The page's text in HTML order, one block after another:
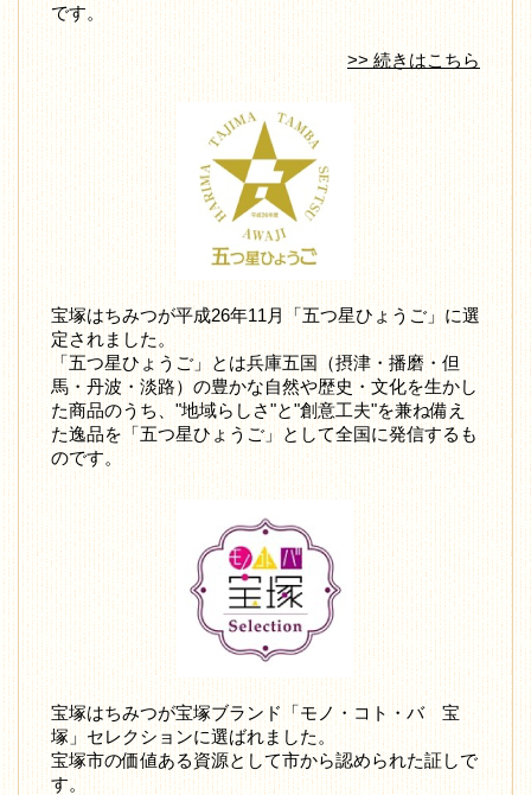
です。
>> 続きはこちら
宝塚はちみつが平成26年11月「五つ星ひょうご」に選
定されました。
「五つ星ひょうご」とは兵庫五国（摂津・播磨・但
馬・丹波・淡路）の豊かな自然や歴史・文化を生かし
た商品のうち、"地域らしさ"と"創意工夫"を兼ね備え
た逸品を「五つ星ひょうご」として全国に発信するも
のです。
宝塚はちみつが宝塚ブランド「モノ・コト・バ 宝
塚」セレクションに選ばれました。
宝塚市の価値ある資源として市から認められた証しで
す。